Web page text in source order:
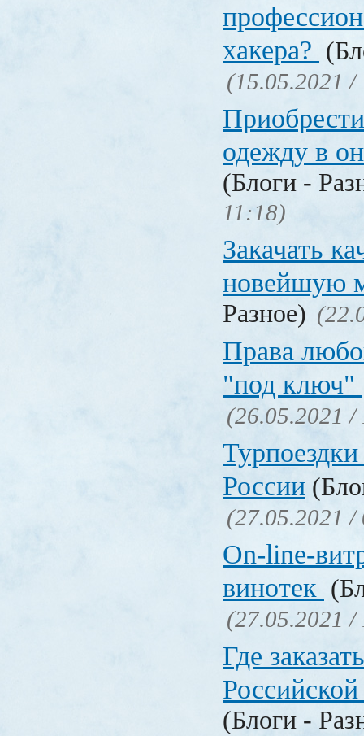
хакера?
(15.05.2021 /
одежду в
(Блоги -
11:18)
Закачать
новейшую
Разное)
Права
"под ключ"
(26.05.2021 /
России
(27.05.2021 /
On-line-
винотек
(27.05.2021 /
Где
(Блоги -